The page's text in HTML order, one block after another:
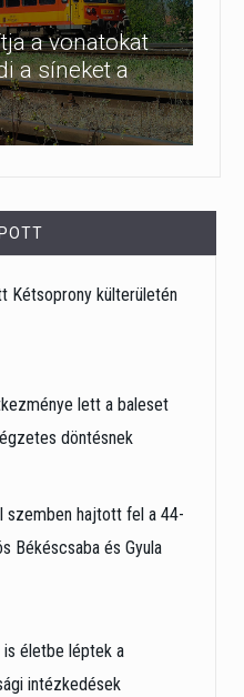
a vonatokat
a síneket a
Kétsoprony külterületén
lett a baleset
döntésnek
szemben hajtott fel a 44-
Békéscsaba és Gyula
is életbe léptek a
intézkedések